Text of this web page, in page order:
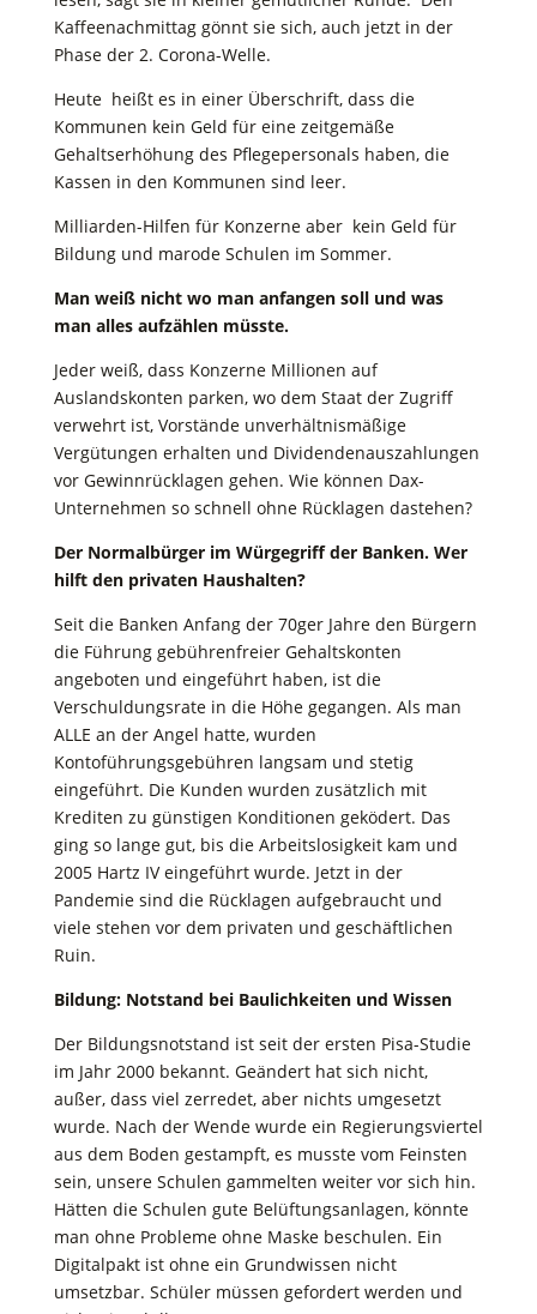
Kaffeenachmittag gönnt sie sich, auch jetzt in der
Phase der 2. Corona-Welle.
Heute heißt es in einer Überschrift, dass die
Kommunen kein Geld für eine zeitgemäße
Gehaltserhöhung des Pflegepersonals haben, die
Kassen in den Kommunen sind leer.
Milliarden-Hilfen für Konzerne aber kein Geld für
Bildung und marode Schulen im Sommer.
Man weiß nicht wo man anfangen soll und was
man alles aufzählen müsste.
Jeder weiß, dass Konzerne Millionen auf
Auslandskonten parken, wo dem Staat der Zugriff
verwehrt ist, Vorstände unverhältnismäßige
Vergütungen erhalten und Dividendenauszahlungen
vor Gewinnrücklagen gehen. Wie können Dax-
Unternehmen so schnell ohne Rücklagen dastehen?
Der Normalbürger im Würgegriff der Banken. Wer
hilft den privaten Haushalten?
Seit die Banken Anfang der 70ger Jahre den Bürgern
die Führung gebührenfreier Gehaltskonten
angeboten und eingeführt haben, ist die
Verschuldungsrate in die Höhe gegangen. Als man
ALLE an der Angel hatte, wurden
Kontoführungsgebühren langsam und stetig
eingeführt. Die Kunden wurden zusätzlich mit
Krediten zu günstigen Konditionen geködert. Das
ging so lange gut, bis die Arbeitslosigkeit kam und
2005 Hartz IV eingeführt wurde. Jetzt in der
Pandemie sind die Rücklagen aufgebraucht und
viele stehen vor dem privaten und geschäftlichen
Ruin.
Bildung: Notstand bei Baulichkeiten und Wissen
Der Bildungsnotstand ist seit der ersten Pisa-Studie
im Jahr 2000 bekannt. Geändert hat sich nicht,
außer, dass viel zerredet, aber nichts umgesetzt
wurde. Nach der Wende wurde ein Regierungsviertel
aus dem Boden gestampft, es musste vom Feinsten
sein, unsere Schulen gammelten weiter vor sich hin.
Hätten die Schulen gute Belüftungsanlagen, könnte
man ohne Probleme ohne Maske beschulen. Ein
Digitalpakt ist ohne ein Grundwissen nicht
umsetzbar. Schüler müssen gefordert werden und